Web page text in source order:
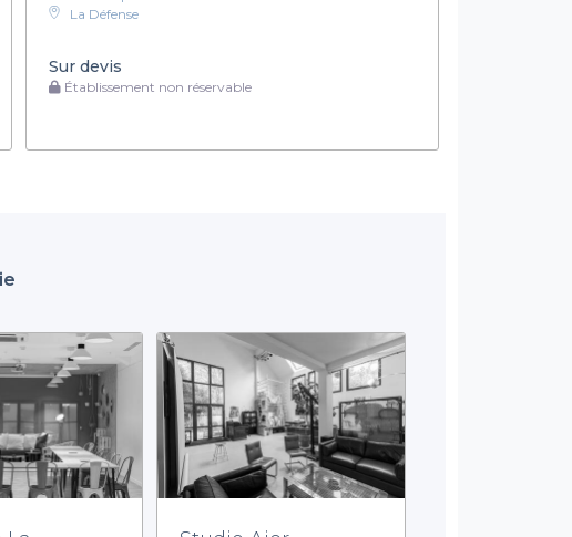
La Défense
Sur devis
Établissement non réservable